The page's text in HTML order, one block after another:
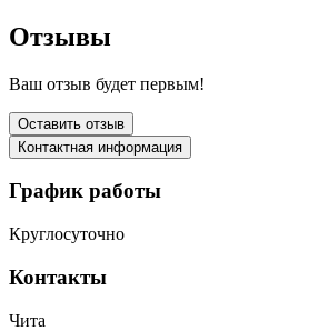
Отзывы
Ваш отзыв будет первым!
Оставить отзыв
Контактная информация
График работы
Круглосуточно
Контакты
Чита